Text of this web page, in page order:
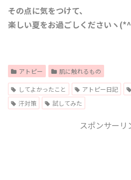
その点に気をつけて、
楽しい夏をお過ごしくださいヽ
アトピー 肌に触れるもの
してよかったこと アトピー日記
汗対策
試してみた
スポンサーリ